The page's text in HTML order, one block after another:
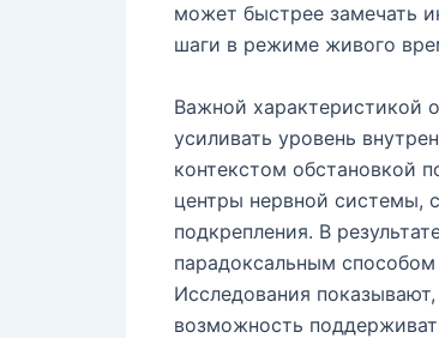
может быстрее замечать
шаги в режиме живого
Важной характеристикой
усиливать уровень
контекстом обстановкой
центры нервной системы,
подкрепления. В
парадоксальным способом
Исследования
возможность